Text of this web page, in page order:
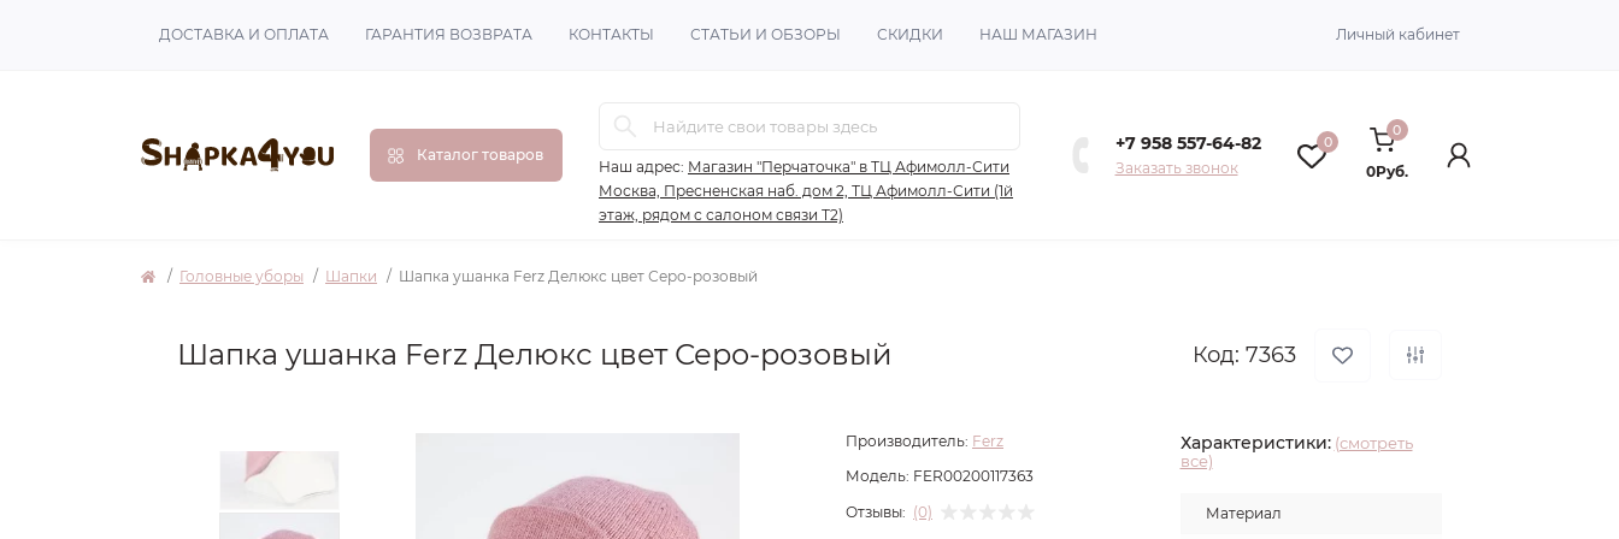
ДОСТАВКА И ОПЛАТА ГАРАНТИЯ ВОЗВРАТА КОНТАКТЫ СТАТЬИ И ОБЗОРЫ СКИДКИ НАШ МАГАЗИН Личный кабинет
Каталог товаров
Наш адрес: Магазин "Перчаточка" в ТЦ Афимолл-Сити
Москва, Пресненская наб. дом 2, ТЦ Афимолл-Сити (1й
этаж, рядом с салоном связи Т2)
+7 958 557-64-82
Заказать звонок
0
0
0Руб.
Головные уборы Шапки Шапка ушанка Ferz Делюкс цвет Серо-розовый
Шапка ушанка Ferz Делюкс цвет Серо-розовый Код: 7363
Производитель: Ferz
Модель: FER00200117363
Отзывы: (0)
Характеристики: (смотреть
все)
Материал